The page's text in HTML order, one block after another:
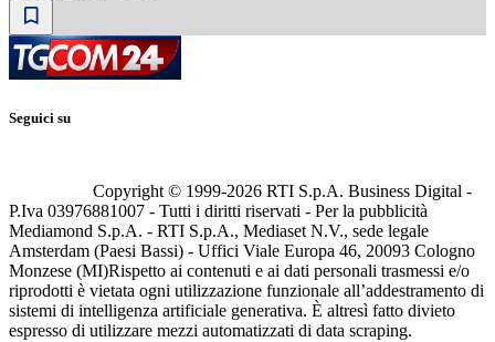
Seguici su
Copyright © 1999-2026 RTI S.p.A. Business Digital -
P.Iva 03976881007 - Tutti i diritti riservati - Per la pubblicità
Mediamond S.p.A. - RTI S.p.A., Mediaset N.V., sede legale
Amsterdam (Paesi Bassi) - Uffici Viale Europa 46, 20093 Cologno
Monzese (MI)Rispetto ai contenuti e ai dati personali trasmessi e/o
riprodotti è vietata ogni utilizzazione funzionale all’addestramento di
sistemi di intelligenza artificiale generativa. È altresì fatto divieto
espresso di utilizzare mezzi automatizzati di data scraping.